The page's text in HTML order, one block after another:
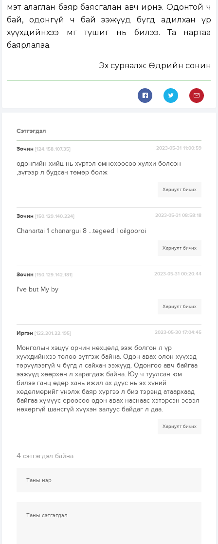
мэт алаглан баяр баясгалан авч ирнэ. Одонтой ч
бай, одонгүй ч бай ээжүүд бүгд адилхан үр
хүүхдийнхээ өмөг түшиг нь билээ. Та нартаа
баярлалаа.
Эх сурвалж: Өдрийн сонин
Сэтгэгдэл
Зочин[124.158.107.35] 2023-05-31 11:00:59
одонгийн хийц нь хүртэл өмнөхөөсөө хулхи болсон
,зүгээр л будсан төмөр болж
Хариулт бичих
Зочин[150.129.140.224] 2023-05-31 08:58:18
Chanartai 1 chanargui 8 ...tegeed l oilgooroi
Хариулт бичих
Зочин[150.129.142.181] 2023-05-31 00:20:44
I've but My by
Хариулт бичих
Иргэн[122.201.22.195] 2023-05-30 17:04:45
Монголын хэцүү орчин нөхцөлд ээж болгон л үр
хүүхдийнхээ төлөө зүтгэж байна. Одон авах олон хүүхэд
төрүүлээгүй ч бүгд л сайхан ээжүүд. Одонгоо авч байгаа
ээжүүд хөөрхөн л харагдаж байна. Юу ч туулсан юм
билээ ганц өдөр хань ижил ах дүүс нь эх хүний
хөдөлмөрийг үнэлж баяр хүргээ л биз тэрэнд атаархаад
байгаа хүмүүс ерөөсөө одон авах наснаас хэтэрсэн эсвэл
нөхөргүй шансгүй хүүхэн залуус байдаг л даа.
Хариулт бичих
4 сэтгэгдэл байна